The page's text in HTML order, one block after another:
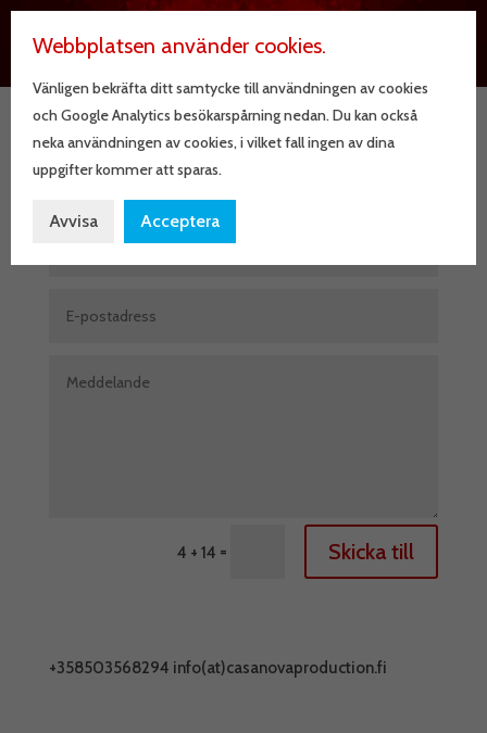
Kontakta oss!
4 + 14 = Skicka till
+358503568294 info(at)casanovaproduction.fi
Webbplatsen använder cookies.
Vänligen bekräfta ditt samtycke till användningen av cookies
och Google Analytics besökarspårning nedan. Du kan också
neka användningen av cookies, i vilket fall ingen av dina
uppgifter kommer att sparas.
Avvisa Acceptera